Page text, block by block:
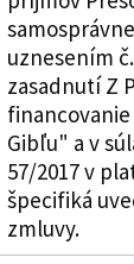
uznesením
zasadnutí Z
Gibľu" a v
57/2017 v
špecifiká
zmluvy.